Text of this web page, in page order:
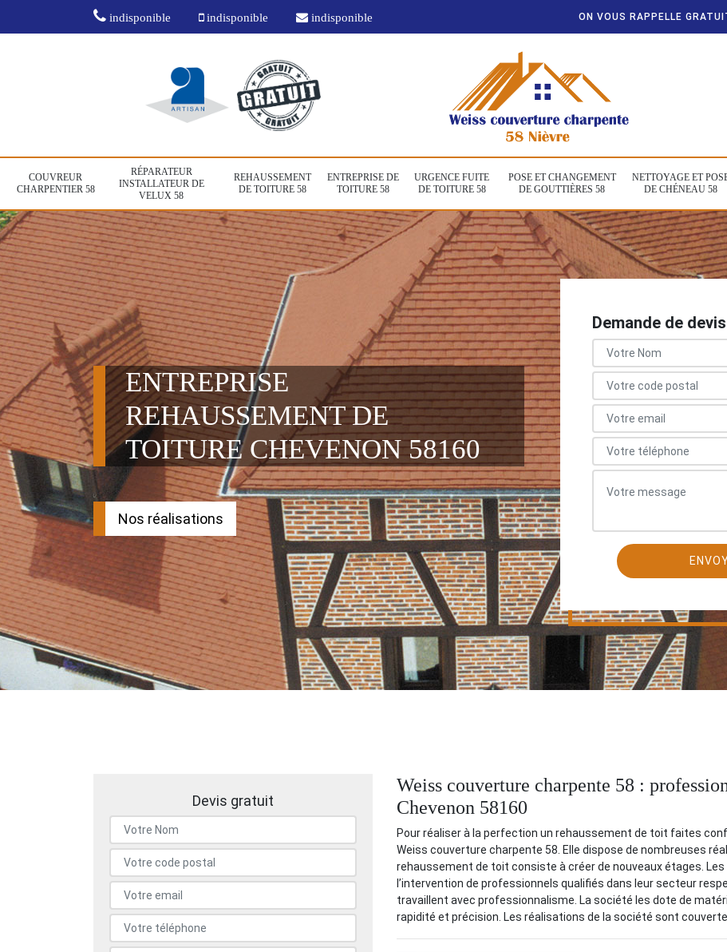
indisponible indisponible indisponible ON VOUS RAPPELLE
COUVREUR
CHARPENTIER 58
RÉPARATEUR
INSTALLATEUR DE
VELUX 58
REHAUSSEMENT
DE TOITURE 58
ENTREPRISE DE
TOITURE 58
URGENCE FUITE
DE TOITURE 58
POSE ET CHANGEMENT
DE GOUTTIÈRES 58
NETTOYAGE ET
DE CHÉNEAU 58
ENTREPRISE
REHAUSSEMENT DE
TOITURE CHEVENON 58160
Nos réalisations
Demande de
Devis gratuit
Weiss couverture charpente 58 :
Chevenon 58160
Pour réaliser à la perfection un rehaussement de toit faites
Weiss couverture charpente 58. Elle dispose de nombreuses
rehaussement de toit consiste à créer de nouveaux étages.
l’intervention de professionnels qualifiés dans leur secteur
travaillent avec professionnalisme. La société les dote de
rapidité et précision. Les réalisations de la société sont